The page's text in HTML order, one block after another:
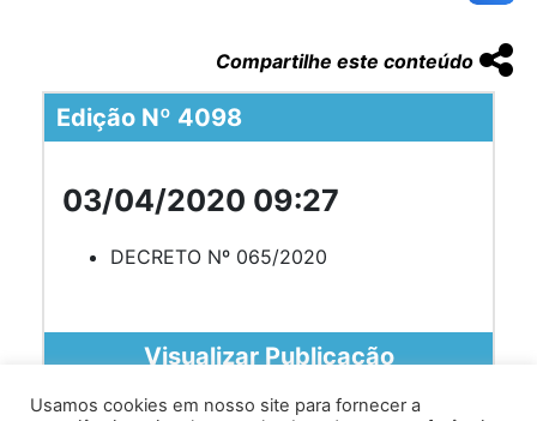
Compartilhe este conteúdo
Edição Nº 4098
03/04/2020 09:27
DECRETO Nº 065/2020
Visualizar Publicação
Usamos cookies em nosso site para fornecer a